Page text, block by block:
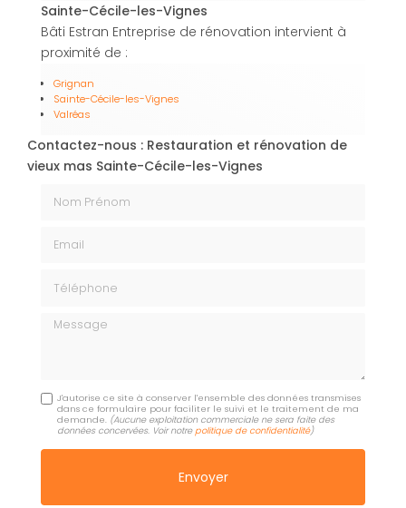
Sainte-Cécile-les-Vignes
Bâti Estran Entreprise de rénovation intervient à
proximité de :
Grignan
Sainte-Cécile-les-Vignes
Valréas
Contactez-nous : Restauration et rénovation de
vieux mas Sainte-Cécile-les-Vignes
Nom Prénom
Email
Téléphone
Message
J'autorise ce site à conserver l'ensemble des données transmises
dans ce formulaire pour faciliter le suivi et le traitement de ma
demande. (Aucune exploitation commerciale ne sera faite des
données concervées. Voir notrepolitique de confidentialité)